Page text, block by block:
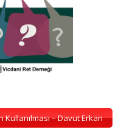
Kullanılması – Davut Erkan